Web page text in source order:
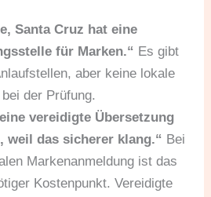
Santa Cruz hat eine
für Marken.“ Es gibt
aber keine lokale
der Prüfung.
vereidigte Übersetzung
weil das sicherer klang.“ Bei
Markenanmeldung ist das
Kostenpunkt. Vereidigte